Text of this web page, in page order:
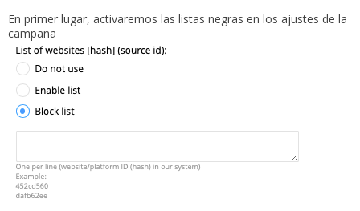
En primer lugar, activaremos las listas negras en los ajustes de la
campaña